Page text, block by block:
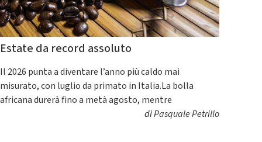
Estate da record assoluto
Il 2026 punta a diventare l’anno più caldo mai
misurato, con luglio da primato in Italia.La bolla
africana durerà fino a metà agosto, mentre
diPasquale Petrillo